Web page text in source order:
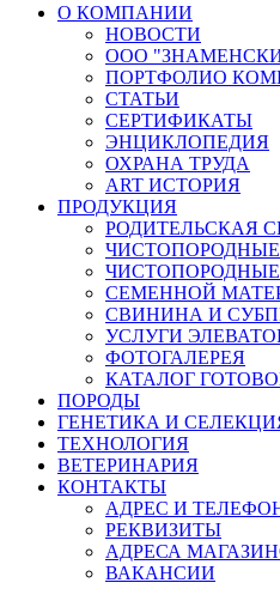
О КОМПАНИИ
НОВОСТИ
ООО
ПОРТФОЛИО
СТАТЬИ
СЕРТИФИКАТЫ
ЭНЦИКЛОПЕДИЯ
ОХРАНА ТРУДА
ART ИСТОРИЯ
ПРОДУКЦИЯ
РОДИТЕЛЬСКАЯ
СЕМЕННОЙ
СВИНИНА И
УСЛУГИ
ФОТОГАЛЕРЕЯ
КАТАЛОГ
ПОРОДЫ
ГЕНЕТИКА И
ТЕХНОЛОГИЯ
ВЕТЕРИНАРИЯ
КОНТАКТЫ
АДРЕС И
РЕКВИЗИТЫ
АДРЕСА
ВАКАНСИИ